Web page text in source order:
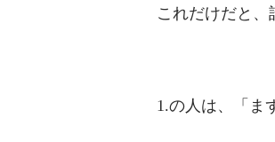
これだけだと、
1.の人は、「ま